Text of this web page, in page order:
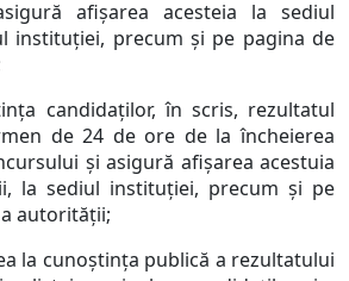
afişarea acesteia la sediul
instituţiei, precum şi pe pagina de
candidaţilor, în scris, rezultatul
de 24 de ore de la încheierea
şi asigură afişarea acestuia
la sediul instituţiei, precum şi pe
autorităţii;
la cunoştinţa publică a rezultatului